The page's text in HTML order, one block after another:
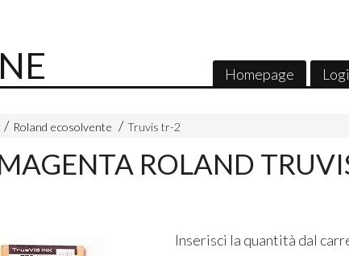
Homepage
Roland ecosolvente Truvis tr-2
ROLAND
Inserisci la quantità dal